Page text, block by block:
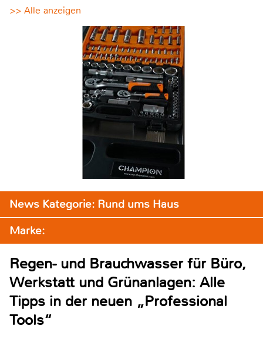
>> Alle anzeigen
News Kategorie: Rund ums Haus
Marke:
Regen- und Brauchwasser für Büro,
Werkstatt und Grünanlagen: Alle
Tipps in der neuen „Professional
Tools“